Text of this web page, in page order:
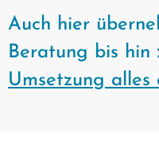
Auch hier
Beratung bis hin
Umsetzung alles